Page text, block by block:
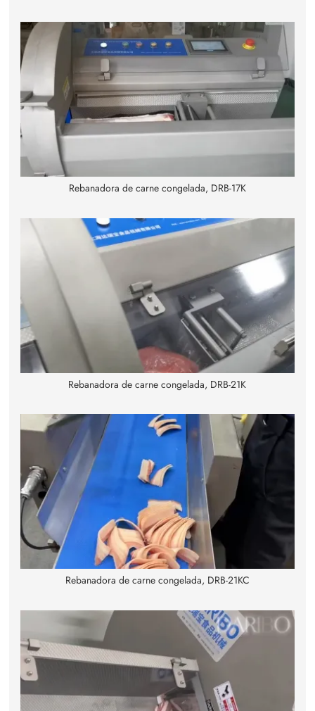
Rebanadora de carne congelada, DRB-17K
Rebanadora de carne congelada, DRB-21K
Rebanadora de carne congelada, DRB-21KC